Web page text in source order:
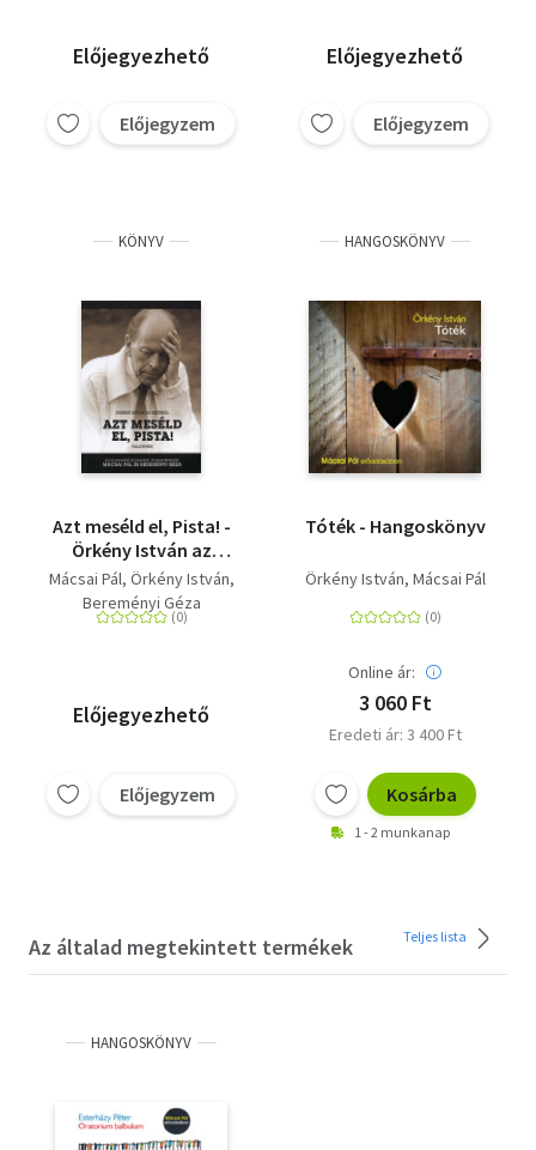
Előjegyezhető
Előjegyzem
Előjegyezhető
Előjegyzem
KÖNYV
Azt meséld el, Pista! -
Örkény István az
Életéről
Mácsai Pál Örkény István
Bereményi Géza
Előjegyezhető
Előjegyzem
HANGOSKÖNYV
Tóték - Hangoskönyv
Örkény István Mácsai Pál
Online ár:
3 060 Ft
Eredeti ár: 3 400 Ft
Kosárba
1 - 2 munkanap
Az általad megtekintett termékek Teljes lista
HANGOSKÖNYV